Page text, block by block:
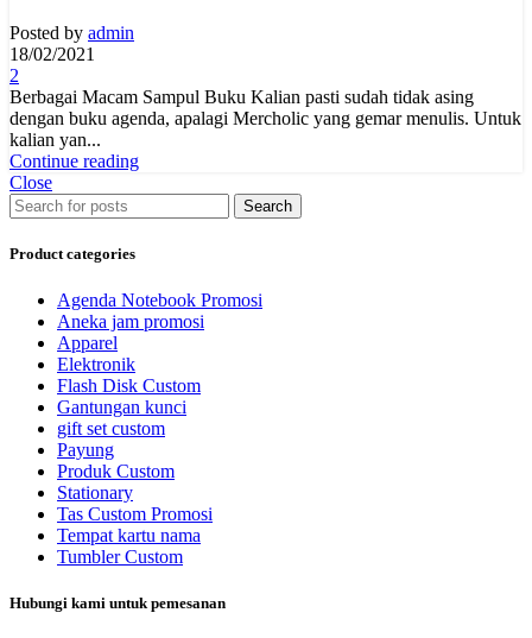
Posted by admin
18/02/2021
2
Berbagai Macam Sampul Buku Kalian pasti sudah tidak asing
dengan buku agenda, apalagi Mercholic yang gemar menulis. Untuk
kalian yan...
Continue reading
Close
Search
Product categories
Agenda Notebook Promosi
Aneka jam promosi
Apparel
Elektronik
Flash Disk Custom
Gantungan kunci
gift set custom
Payung
Produk Custom
Stationary
Tas Custom Promosi
Tempat kartu nama
Tumbler Custom
Hubungi kami untuk pemesanan